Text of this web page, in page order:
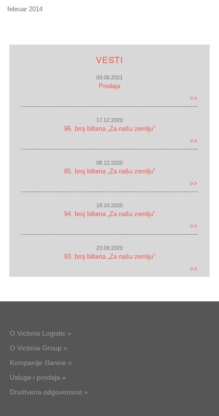
februar 2014
VESTI
03.08.2021
Prodaja
>>
17.12.2020
96. broj biltena „Za našu zemlju"
>>
08.12.2020
95. broj biltena „Za našu zemlju"
>>
19.10.2020
94. broj biltena „Za našu zemlju“
>>
23.09.2020
93. broj biltena „Za našu zemlju"
>>
O Victoria Logistic »
O Victoria Group »
Kompanije članice »
Usluge i prodaja »
Društvena odgovornost »